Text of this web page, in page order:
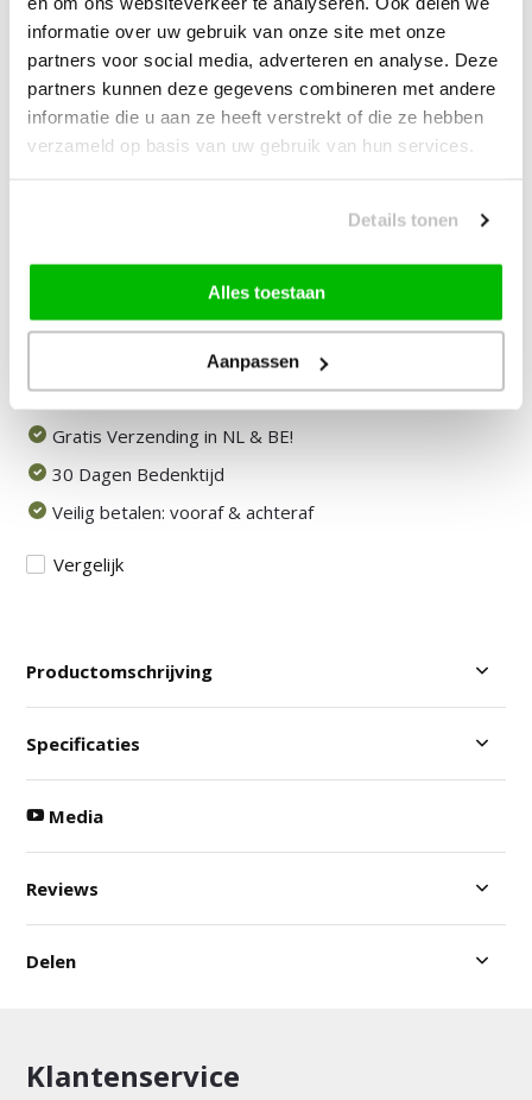
informatie over uw gebruik van onze site met onze
partners voor social media, adverteren en analyse. Deze
partners kunnen deze gegevens combineren met andere
informatie die u aan ze heeft verstrekt of die ze hebben
verzameld op basis van uw gebruik van hun services.
Details tonen
Alles toestaan
Aanpassen
vanaf —10% korting
Bundelkorting:39,90
Vink producten om toe te voegen
Heb je een vraag over dit product?
Onze medewerker helpt je graag het juiste product te
vinden.
Stuur mail of bel 085-2007065
Door klanten beoordeeld met een 8,9!
Gratis Verzending in NL & BE!
30 Dagen Bedenktijd
Veilig betalen: vooraf & achteraf
Vergelijk
Productomschrijving
Specificaties
Media
Reviews
Delen
Klantenservice